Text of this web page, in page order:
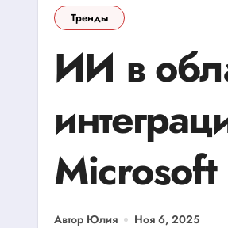
Тренды
ИИ в
Microsoft
Автор Юлия Ноя 6, 2025